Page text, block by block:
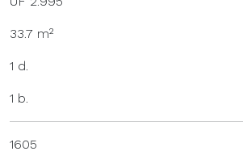
33.7 m²
1 d.
1 b.
1605